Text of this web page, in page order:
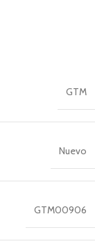
GTM
Nuevo
GTM00906